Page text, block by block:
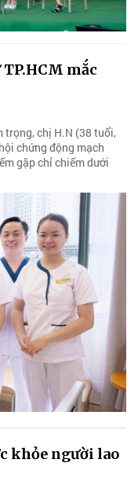
mắc
trọng, chị H.N (38 tuổi,
chứng động mạch
gặp chỉ chiếm dưới
khỏe người lao